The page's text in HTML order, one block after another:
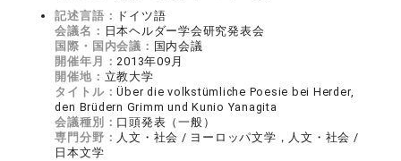
記述言語： ドイツ語
会議名： 日本ヘルダー学会研究発表会
国際・国内会議： 国内会議
開催年月：2013年09月
開催地： 立教大学
タイトル：Über die volkstümliche Poesie bei Herder,
den Brüdern Grimm und Kunio Yanagita
会議種別： 口頭発表（一般）
専門分野： 人文・社会 / ヨーロッパ文学，人文・社会 /
日本文学